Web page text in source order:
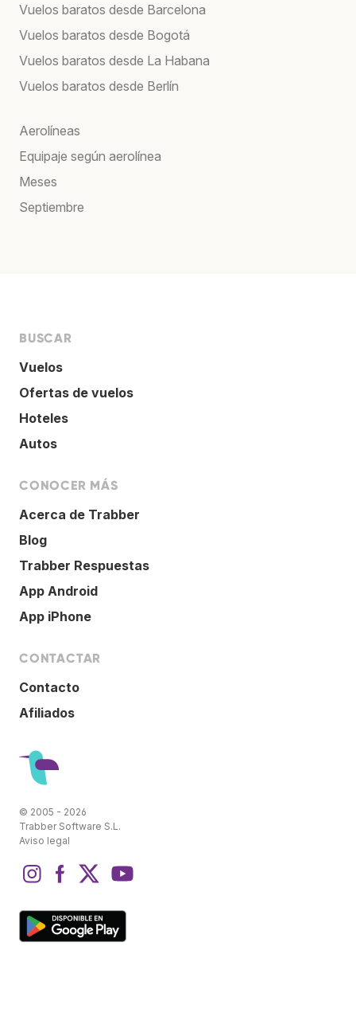
Vuelos baratos desde Barcelona
Vuelos baratos desde Bogotá
Vuelos baratos desde La Habana
Vuelos baratos desde Berlín
Aerolíneas
Equipaje según aerolínea
Meses
Septiembre
BUSCAR
Vuelos
Ofertas de vuelos
Hoteles
Autos
CONOCER MÁS
Acerca de Trabber
Blog
Trabber Respuestas
App Android
App iPhone
CONTACTAR
Contacto
Afiliados
© 2005 - 2026
Trabber Software S.L.
Aviso legal